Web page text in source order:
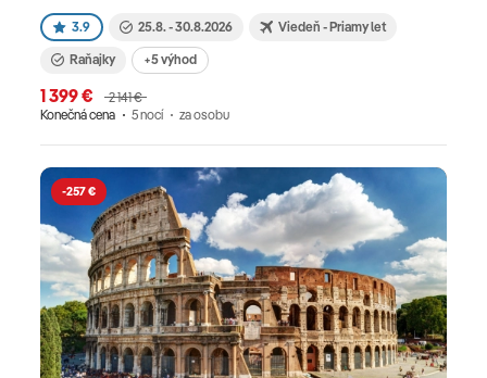
3.9 25.8. - 30.8.2026 Viedeň - Priamy let
Raňajky +5 výhod
1 399 €
2 141 €
Konečná cena
5 nocí za osobu
-257 €